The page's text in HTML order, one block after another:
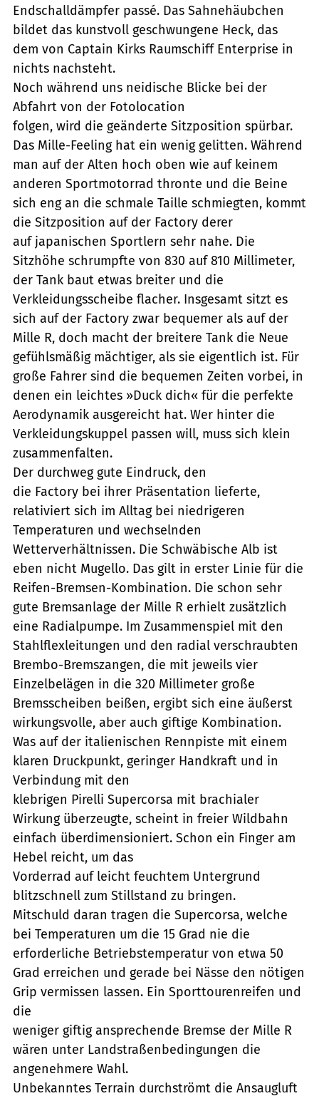
Endschalldämpfer passé. Das Sahnehäubchen
bildet das kunstvoll geschwungene Heck, das
dem von Captain Kirks Raumschiff Enterprise in
nichts nachsteht.
Noch während uns neidische Blicke bei der
Abfahrt von der Fotolocation
folgen, wird die geänderte Sitzposition spürbar.
Das Mille-Feeling hat ein wenig gelitten. Während
man auf der Alten hoch oben wie auf keinem
anderen Sportmotorrad thronte und die Beine
sich eng an die schmale Taille schmiegten, kommt
die Sitzposition auf der Factory derer
auf japanischen Sportlern sehr nahe. Die
Sitzhöhe schrumpfte von 830 auf 810 Millimeter,
der Tank baut etwas breiter und die
Verkleidungsscheibe flacher. Insgesamt sitzt es
sich auf der Factory zwar bequemer als auf der
Mille R, doch macht der breitere Tank die Neue
gefühlsmäßig mächtiger, als sie eigentlich ist. Für
große Fahrer sind die bequemen Zeiten vorbei, in
denen ein leichtes »Duck dich« für die perfekte
Aerodynamik ausgereicht hat. Wer hinter die
Verkleidungskuppel passen will, muss sich klein
zusammenfalten.
Der durchweg gute Eindruck, den
die Factory bei ihrer Präsentation lieferte,
relativiert sich im Alltag bei niedrigeren
Temperaturen und wechselnden
Wetterverhältnissen. Die Schwäbische Alb ist
eben nicht Mugello. Das gilt in erster Linie für die
Reifen-Bremsen-Kombination. Die schon sehr
gute Bremsanlage der Mille R erhielt zusätzlich
eine Radialpumpe. Im Zusammenspiel mit den
Stahlflexleitungen und den radial verschraubten
Brembo-Bremszangen, die mit jeweils vier
Einzelbelägen in die 320 Millimeter große
Bremsscheiben beißen, ergibt sich eine äußerst
wirkungsvolle, aber auch giftige Kombination.
Was auf der italienischen Rennpiste mit einem
klaren Druckpunkt, geringer Handkraft und in
Verbindung mit den
klebrigen Pirelli Supercorsa mit brachialer
Wirkung überzeugte, scheint in freier Wildbahn
einfach überdimensioniert. Schon ein Finger am
Hebel reicht, um das
Vorderrad auf leicht feuchtem Untergrund
blitzschnell zum Stillstand zu bringen.
Mitschuld daran tragen die Supercorsa, welche
bei Temperaturen um die 15 Grad nie die
erforderliche Betriebstemperatur von etwa 50
Grad erreichen und gerade bei Nässe den nötigen
Grip vermissen lassen. Ein Sporttourenreifen und
die
weniger giftig ansprechende Bremse der Mille R
wären unter Landstraßenbedingungen die
angenehmere Wahl.
Unbekanntes Terrain durchströmt die Ansaugluft